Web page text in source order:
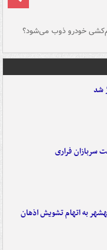
خودرو ذوب می‌شود؟
سربازان فراری
در بهشهر به اتهام تشویش اذهان